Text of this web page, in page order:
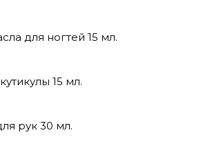
для ногтей 15 мл.
15 мл.
рук 30 мл.